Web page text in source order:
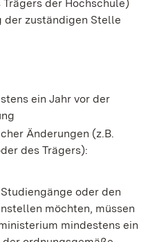
der Hochschule)
der zuständigen Stelle
ein Jahr vor der
Änderungen (z.B.
des Trägers):
oder den
möchten, müssen
mindestens ein